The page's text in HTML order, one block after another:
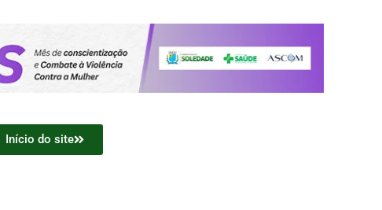
Início do site